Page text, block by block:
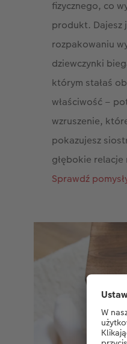
fizycznego, co
produkt. Dajesz
rozpakowaniu
dziewczynki
którym stałaś
właściwość –
wzruszenie,
pokazujesz
głębokie
Sprawdź